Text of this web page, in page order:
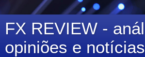
FX REVIEW -
opiniões e notícias